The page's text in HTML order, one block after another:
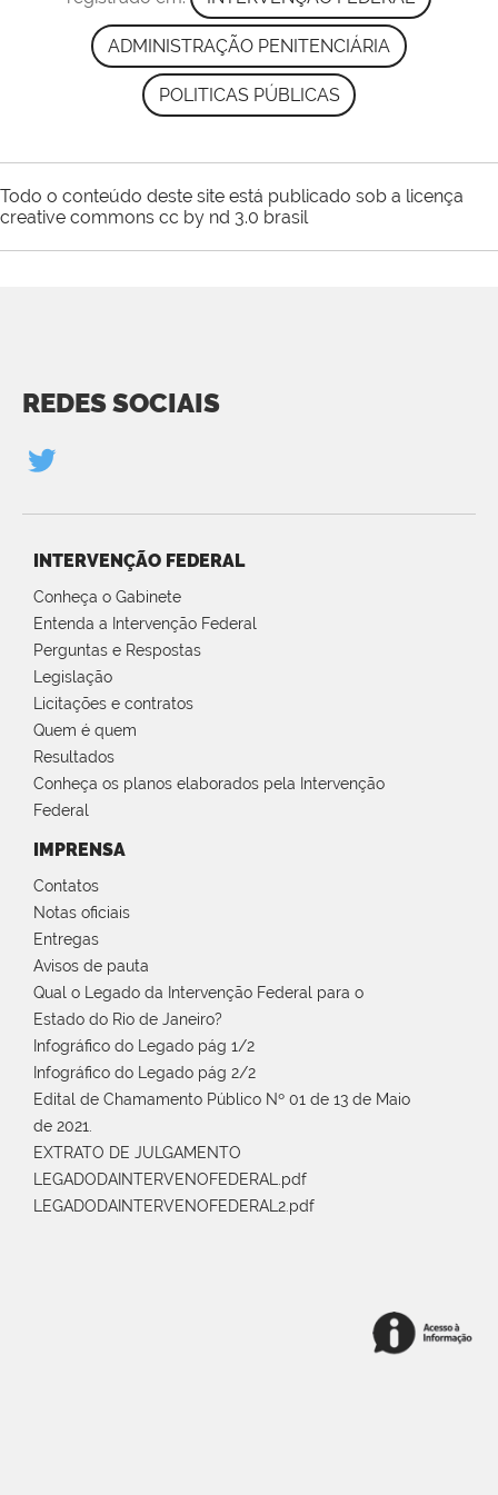
ADMINISTRAÇÃO PENITENCIÁRIA
POLITICAS PÚBLICAS
Todo o conteúdo deste site está publicado sob a licença
creative commons cc by nd 3.0 brasil
REDES SOCIAIS
INTERVENÇÃO FEDERAL
Conheça o Gabinete
Entenda a Intervenção Federal
Perguntas e Respostas
Legislação
Licitações e contratos
Quem é quem
Resultados
Conheça os planos elaborados pela Intervenção
Federal
IMPRENSA
Contatos
Notas oficiais
Entregas
Avisos de pauta
Qual o Legado da Intervenção Federal para o
Estado do Rio de Janeiro?
Infográfico do Legado pág 1/2
Infográfico do Legado pág 2/2
Edital de Chamamento Público Nº 01 de 13 de Maio
de 2021.
EXTRATO DE JULGAMENTO
LEGADODAINTERVENOFEDERAL.pdf
LEGADODAINTERVENOFEDERAL2.pdf